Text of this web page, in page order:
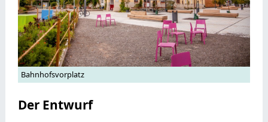
Bahnhofsvorplatz
Der Entwurf